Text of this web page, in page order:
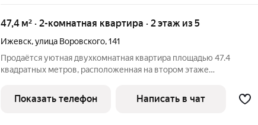
47,4 м² · 2-комнатная квартира · 2 этаж из 5
Ижевск,улица Воровского,141
Продаётся уютная двухкомнатная квартира площадью 47.4
квадратных метров, расположенная на втором этаже
находится в спокойном районе города Ижевска по адресу:
микрорайон Соцгород, улица
Показать телефон Написать в чат